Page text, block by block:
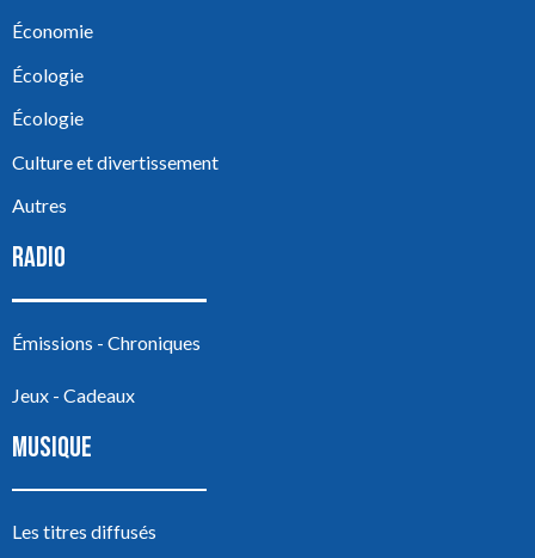
Économie
Écologie
Écologie
Culture et divertissement
Autres
RADIO
Émissions - Chroniques
Jeux - Cadeaux
MUSIQUE
Les titres diffusés